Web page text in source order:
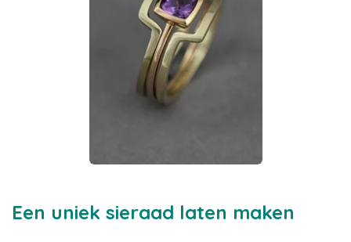
Een uniek sieraad laten maken